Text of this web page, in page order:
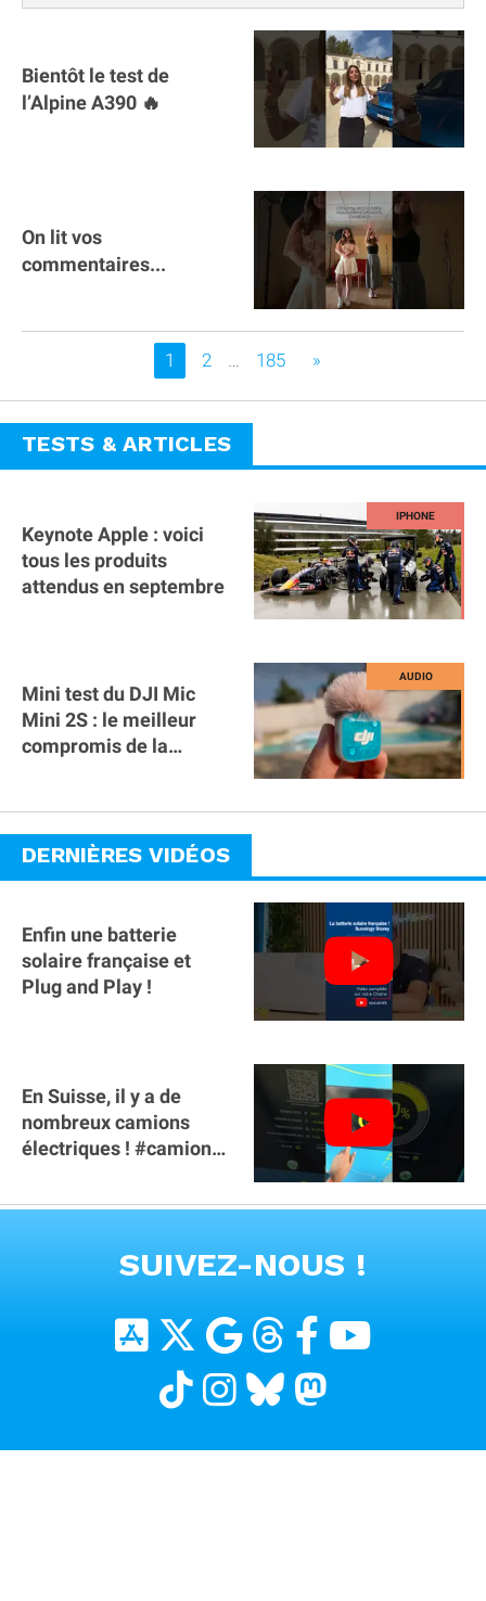
Bientôt le test de
l’Alpine A390 🔥
On lit vos
commentaires...
Vous êtes sur la page
1 2 … 185 »
TESTS & ARTICLES
Keynote Apple : voici
tous les produits
attendus en septembre
Mini test du DJI Mic
Mini 2S : le meilleur
compromis de la
DERNIÈRES VIDÉOS
Enfin une batterie
solaire française et
Plug and Play !
En Suisse, il y a de
nombreux camions
électriques ! #camion
#voitureelectrique
SUIVEZ-NOUS !